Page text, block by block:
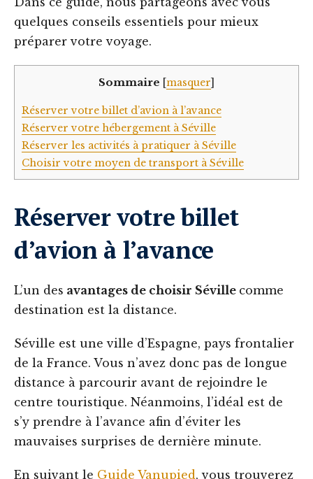
quelques conseils essentiels pour mieux
préparer votre voyage.
Sommaire masquer
Réserver votre billet d’avion à l’avance
Réserver votre hébergement à Séville
Réserver les activités à pratiquer à Séville
Choisir votre moyen de transport à Séville
Réserver votre billet
d’avion à l’avance
L’un des avantages de choisir Séville comme
destination est la distance.
Séville est une ville d’Espagne, pays frontalier
de la France. Vous n’avez donc pas de longue
distance à parcourir avant de rejoindre le
centre touristique. Néanmoins, l’idéal est de
s’y prendre à l’avance afin d’éviter les
mauvaises surprises de dernière minute.
En suivant le Guide Vanupied, vous trouverez